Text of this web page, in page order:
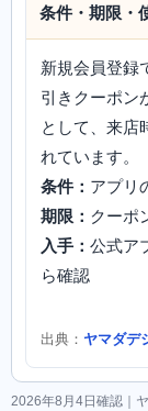
条件・期限・
新規会員登録
引きクーポン
として、来店
れています。
条件： アプリ
期限： クーポ
入手： 公式ア
ら確認
出典： ヤマダデ
2026年8月4日確認｜